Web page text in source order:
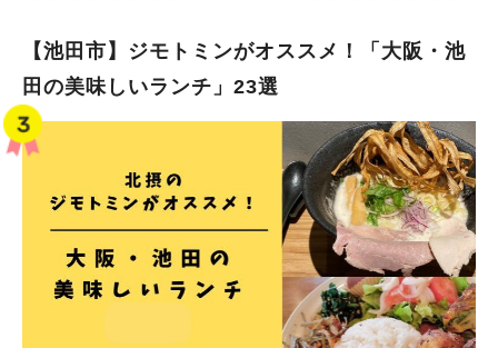
【池田市】ジモトミンがオススメ！「大阪・池
田の美味しいランチ」23選